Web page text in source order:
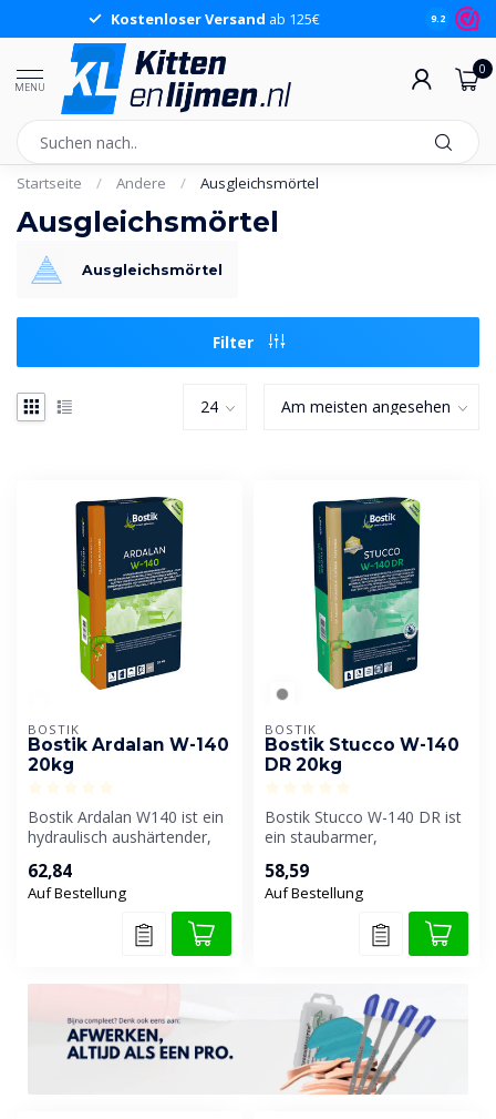
Kostenloser Versand ab 125€ 9.2
MENU
0
Startseite / Andere / Ausgleichsmörtel
Ausgleichsmörtel
Ausgleichsmörtel
Filter
BOSTIK
Bostik Ardalan W-140
20kg
Bostik Ardalan W140 ist ein
hydraulisch aushärtender,
Ausgleichs...
62,84
Auf Bestellung
BOSTIK
Bostik Stucco W-140
DR 20kg
Bostik Stucco W-140 DR ist
ein staubarmer,
zementbasierter Aus...
58,59
Auf Bestellung